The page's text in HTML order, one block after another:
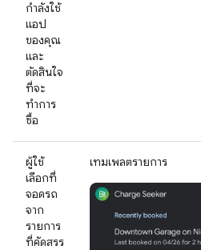
กำลังใช้
แอป
ของคุณ
และ
ตัดสินใจ
ที่จะ
ทำการ
ซื้อ
ผู้ใช้
เลือกที่
จอดรถ
จาก
รายการ
ที่คัดสรร
เทมเพลตรายการ